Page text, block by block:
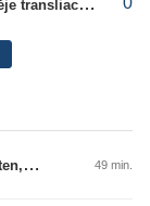
Dvikovas su „Hajduk“ transliuos TV3, paskutinėje transliacijoje – nauji rekordai
M. ter Stegenas: „Turime grąžinti „Ajax“ klubą ten, kur jam priklauso“ 49 min.